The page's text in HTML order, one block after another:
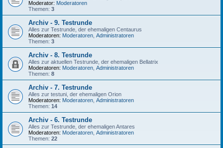
Moderator: Moderatoren
Themen: 3
Archiv - 9. Testrunde
Alles zur Testrunde, der ehemaligen Centaurus
Moderatoren: Moderatoren Administratoren
Themen: 3
Archiv - 8. Testrunde
Alles zur aktuellen Testrunde, der ehemaligen Bellatrix
Moderatoren: Moderatoren Administratoren
Themen: 8
Archiv - 7. Testrunde
Alles zur testuni, der ehemaligen Orion
Moderatoren: Moderatoren Administratoren
Themen: 14
Archiv - 6. Testrunde
Alles zur Testrunde, der ehemaligen Antares
Moderatoren: Moderatoren Administratoren
Themen: 22